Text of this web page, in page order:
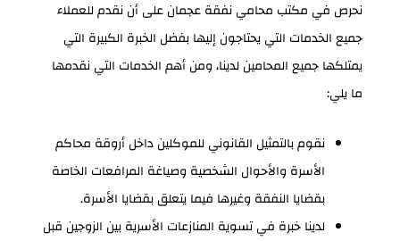
نحرص في مكتب محامي نفقة عجمان على أن نقدم للعملاء
جميع الخدمات التي يحتاجون إليها بفضل الخبرة الكبيرة التي
يمتلكها جميع المحامين لدينا، ومن أهم الخدمات التي نقدمها
ما يلي:
نقوم بالتمثيل القانوني للموكلين داخل أروقة محاكم
الأسرة والأحوال الشخصية وصياغة المرافعات الخاصة
بقضايا النفقة وغيرها فيما يتعلق بقضايا الأسرة.
لدينا خبرة في تسوية المنازعات الأسرية بين الزوجين قبل